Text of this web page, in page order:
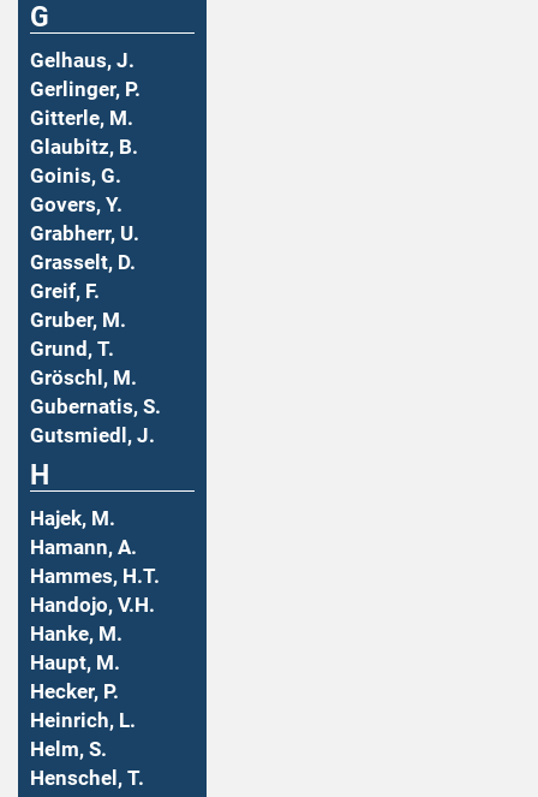
G
Gelhaus, J.
Gerlinger, P.
Gitterle, M.
Glaubitz, B.
Goinis, G.
Govers, Y.
Grabherr, U.
Grasselt, D.
Greif, F.
Gruber, M.
Grund, T.
Gröschl, M.
Gubernatis, S.
Gutsmiedl, J.
H
Hajek, M.
Hamann, A.
Hammes, H.T.
Handojo, V.H.
Hanke, M.
Haupt, M.
Hecker, P.
Heinrich, L.
Helm, S.
Henschel, T.